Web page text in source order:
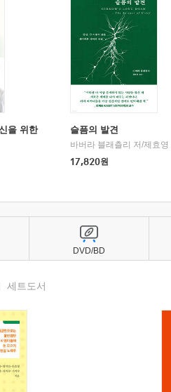
을 위한
슬픔의 발견
바버라 블래츨리 저/제효영
17,820원
세트도서
DVD/BD